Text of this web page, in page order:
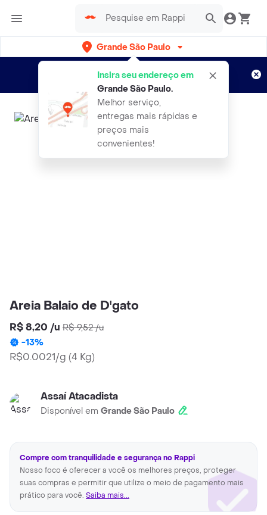
Grande São Paulo
Insira seu endereço em
Grande São Paulo.
Melhor serviço,
entregas mais rápidas e
preços mais
convenientes!
Entregas grátis por 15 dias!
Aplicam T&C
Areia Balaio de D'gato
R$ 8,20 /u R$ 9,52/u
-13%
R$0.0021/g (4 Kg)
Assaí Atacadista
Disponível em Grande São Paulo
Compre com tranquilidade e segurança no Rappi
Nosso foco é oferecer a você os melhores preços, proteger
suas compras e permitir que utilize o meio de pagamento mais
prático para você. Saiba mais...